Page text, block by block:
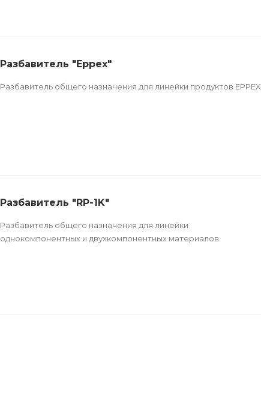
Разбавитель "Eppex"
Разбавитель общего назначения для линейки продуктов EPPEX.
Разбавитель "RP-1K"
Разбавитель общего назначения для линейки
однокомпонентных и двухкомпонентных материалов.